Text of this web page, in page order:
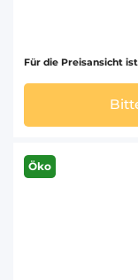
Für die Preisansicht
Öko